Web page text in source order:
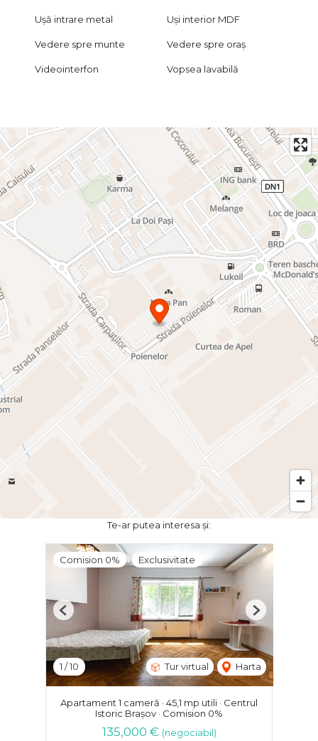
Ușă intrare metal Uși interior MDF
Vedere spre munte Vedere spre oraș
Videointerfon Vopsea lavabilă
Te-ar putea interesa și:
Comision 0% Exclusivitate
1 /10 Tur virtual Harta
Previous Next
Apartament 1 cameră · 45,1 mp utili · Centrul
Istoric Brașov · Comision 0%
135,000 € (negociabil)